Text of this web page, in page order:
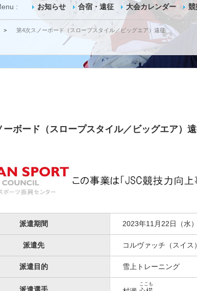
: お知らせ 合宿・遠征 大会カレンダー 競
> 第4次スノーボード（スロープスタイル／ビッグエア）遠征
ーボード（スロープスタイル／ビッグエア）
派遣期間 2023年11月22日（水
派遣先 コルヴァッチ（スイス）
派遣目的 雪上トレーニング
ここも